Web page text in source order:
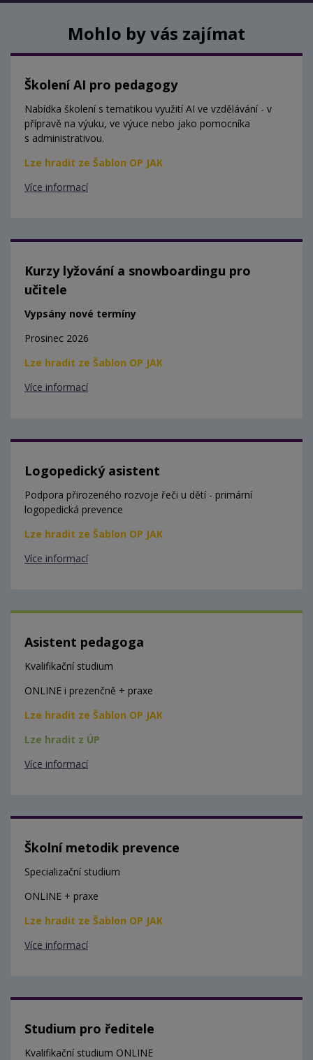
Mohlo by vás zajímat
Školení AI pro pedagogy
Nabídka školení s tematikou využití AI ve vzdělávání - v
přípravě na výuku, ve výuce nebo jako pomocníka
s administrativou.
Lze hradit ze Šablon OP JAK
Více informací
Kurzy lyžování a snowboardingu pro
učitele
Vypsány nové termíny
Prosinec 2026
Lze hradit ze Šablon OP JAK
Více informací
Logopedický asistent
Podpora přirozeného rozvoje řeči u dětí - primární
logopedická prevence
Lze hradit ze Šablon OP JAK
Více informací
Asistent pedagoga
Kvalifikační studium
ONLINE i prezenčně + praxe
Lze hradit ze Šablon OP JAK
Lze hradit z ÚP
Více informací
Školní metodik prevence
Specializační studium
ONLINE + praxe
Lze hradit ze Šablon OP JAK
Více informací
Studium pro ředitele
Kvalifikační studium ONLINE